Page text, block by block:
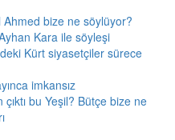
Ahmed bize ne söylüyor?
Kara ile söyleşi
Kürt siyasetçiler sürece
imkansız
bu Yeşil? Bütçe bize ne